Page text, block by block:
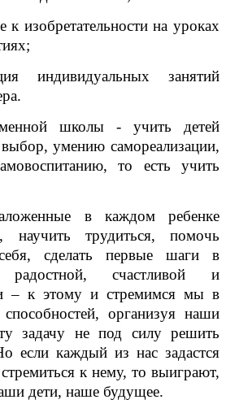
изобретательности на уроках
индивидуальных занятий
школы - учить детей
умению самореализации,
то есть учить
в каждом ребенке
научить трудиться, помочь
сделать первые шаги в
радостной, счастливой и
– к этому и стремимся мы в
организуя наши
задачу не под силу решить
если каждый из нас задастся
к нему, то выиграют,
дети, наше будущее.